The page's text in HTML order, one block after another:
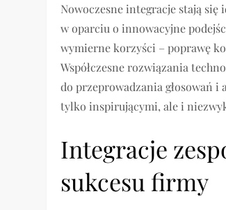
Nowoczesne integracje stają
w oparciu o innowacyjne
wymierne korzyści – poprawę
Współczesne rozwiązania
do przeprowadzania głosowań
tylko inspirującymi, ale i
Integracje
sukcesu firmy